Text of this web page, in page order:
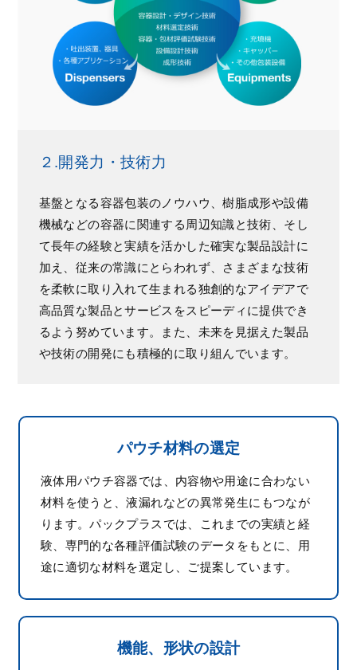
２.開発力・技術力
基盤となる容器包装のノウハウ、樹脂成形や設備
機械などの容器に関連する周辺知識と技術、そし
て長年の経験と実績を活かした確実な製品設計に
加え、従来の常識にとらわれず、さまざまな技術
を柔軟に取り入れて生まれる独創的なアイデアで
高品質な製品とサービスをスピーディに提供でき
るよう努めています。また、未来を見据えた製品
や技術の開発にも積極的に取り組んでいます。
パウチ材料の選定
液体用パウチ容器では、内容物や用途に合わない
材料を使うと、液漏れなどの異常発生にもつなが
ります。パックプラスでは、これまでの実績と経
験、専門的な各種評価試験のデータをもとに、用
途に適切な材料を選定し、ご提案しています。
機能、形状の設計